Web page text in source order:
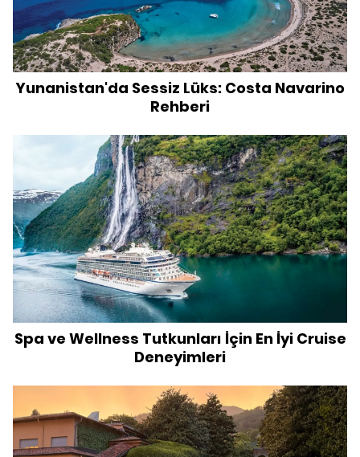
Yunanistan'da Sessiz Lüks: Costa Navarino
Rehberi
Spa ve Wellness Tutkunları İçin En İyi Cruise
Deneyimleri